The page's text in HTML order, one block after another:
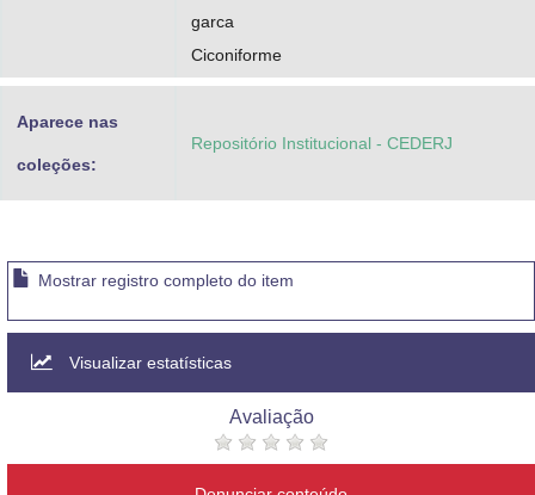
garca
Ciconiforme
Aparece nas
coleções:
Repositório Institucional - CEDERJ
Mostrar registro completo do item
Visualizar estatísticas
Avaliação